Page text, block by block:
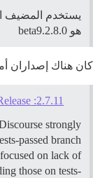
هو 2.8.0.beta9
كان هناك إصداران
2.7.11: Security Release
strongly
passed branch
on lack of
those on tests-